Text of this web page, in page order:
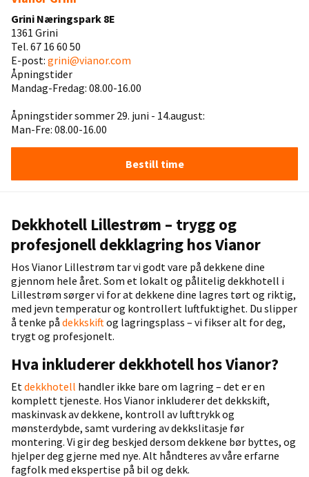
Grini Næringspark 8E
1361 Grini
Tel. 67 16 60 50
E-post: grini@vianor.com
Åpningstider
Mandag-Fredag: 08.00-16.00
Åpningstider sommer 29. juni - 14.august:
Man-Fre: 08.00-16.00
Bestill time
Dekkhotell Lillestrøm – trygg og
profesjonell dekklagring hos Vianor
Hos Vianor Lillestrøm tar vi godt vare på dekkene dine
gjennom hele året. Som et lokalt og pålitelig dekkhotell i
Lillestrøm sørger vi for at dekkene dine lagres tørt og riktig,
med jevn temperatur og kontrollert luftfuktighet. Du slipper
å tenke på dekkskiftog lagringsplass – vi fikser alt for deg,
trygt og profesjonelt.
Hva inkluderer dekkhotell hos Vianor?
Etdekkhotell handler ikke bare om lagring – det er en
komplett tjeneste. Hos Vianor inkluderer det dekkskift,
maskinvask av dekkene, kontroll av lufttrykk og
mønsterdybde, samt vurdering av dekkslitasje før
montering. Vi gir deg beskjed dersom dekkene bør byttes, og
hjelper deg gjerne med nye. Alt håndteres av våre erfarne
fagfolk med ekspertise på bil og dekk.